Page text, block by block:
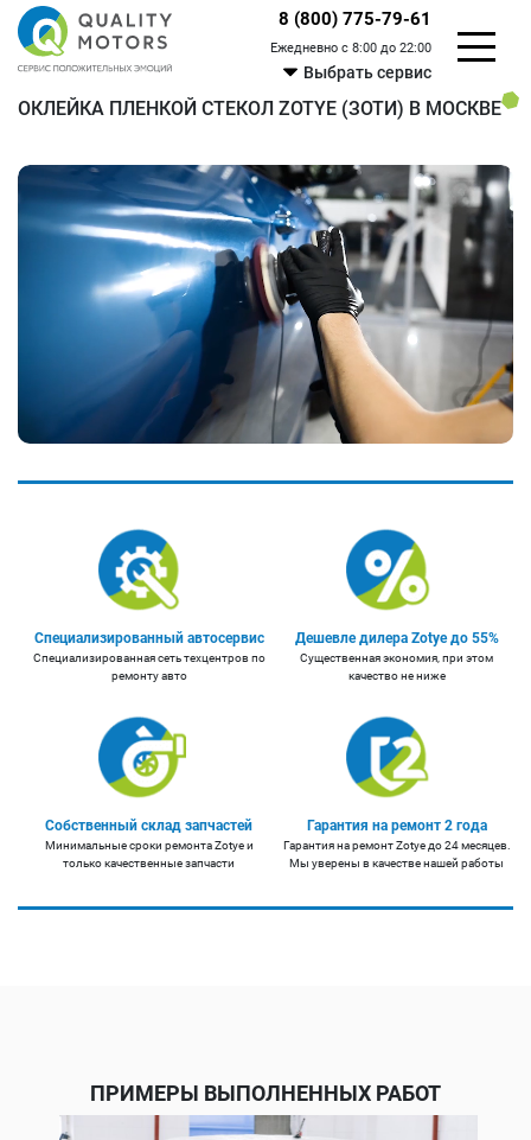
8 (800) 775-79-61
Ежедневно с 8:00 до 22:00
Выбрать сервис
ОКЛЕЙКА ПЛЕНКОЙ СТЕКОЛ ZOTYE (ЗОТИ) В МОСКВЕ
Специализированный автосервис
Специализированная сеть техцентров по
ремонту авто
Дешевле дилера Zotye до 55%
Существенная экономия, при этом
качество не ниже
Собственный склад запчастей
Минимальные сроки ремонта Zotye и
только качественные запчасти
Гарантия на ремонт 2 года
Гарантия на ремонт Zotye до 24 месяцев.
Мы уверены в качестве нашей работы
ПРИМЕРЫ ВЫПОЛНЕННЫХ РАБОТ